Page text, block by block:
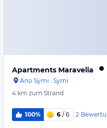
Apartments Maravelia
Ano Symi · Symi
4 km zum Strand
100% 6 / 6 2